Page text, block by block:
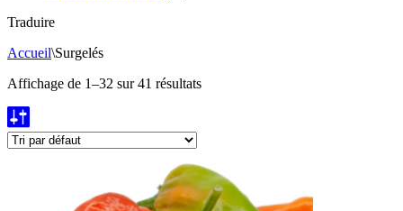
Traduire
Accueil\Surgelés
Affichage de 1–32 sur 41 résultats